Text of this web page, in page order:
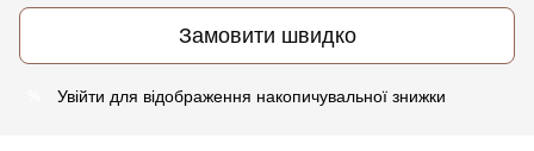
Замовити швидко
Увійти для відображення накопичувальної знижки